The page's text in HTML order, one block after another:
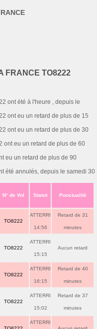
FRANCE TO8222
ont été à l'heure , depuis le
ont eu un retard de plus de 15
ont eu un retard de plus de 30
ont eu un retard de plus de 60
eu un retard de plus de 90
été annulés, depuis le samedi 30
N° de Vol Statut Ponctualité
TO8222
ATTERRI
14:56
Retard de 31
minutes
TO8222
ATTERRI
15:15
Aucun retard
TO8222
ATTERRI
16:15
Retard de 40
minutes
TO8222
ATTERRI
15:02
Retard de 37
minutes
ATTERRI